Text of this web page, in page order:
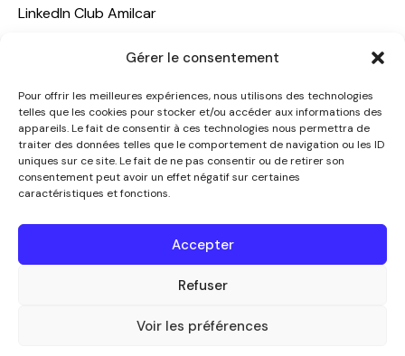
Gérer le consentement
Pour offrir les meilleures expériences, nous utilisons des technologies
telles que les cookies pour stocker et/ou accéder aux informations des
appareils. Le fait de consentir à ces technologies nous permettra de
traiter des données telles que le comportement de navigation ou les ID
uniques sur ce site. Le fait de ne pas consentir ou de retirer son
consentement peut avoir un effet négatif sur certaines
caractéristiques et fonctions.
Accepter
Refuser
Voir les préférences
LinkedIn Club Amilcar
NOTRE GROUPE
ACCUEIL
AMILCAR TRAVEL CLUB
CLUB AMILCAR, Club d'affaires international
AGENCE MEDIANE
CONTACT
+33 7 49 60 92 02